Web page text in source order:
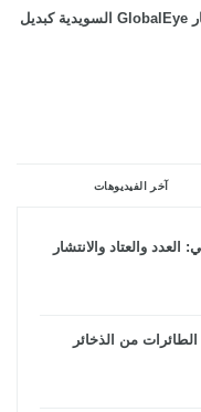
أخبار: تحول تاريخي في سماء الناتو: الحلف يختار GlobalEye السويدية كبديل
آخر الفيديوهات
والعتاد والانتشار
من الذخائر